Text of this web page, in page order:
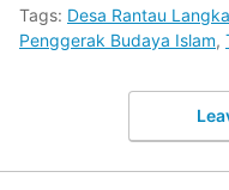
Tags: Desa Rantau
Penggerak Budaya Islam,